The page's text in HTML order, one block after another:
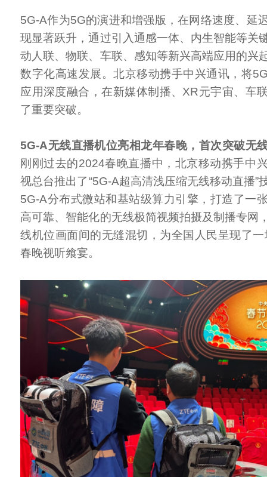
5G-A作为5G的演进和增强版，在网络速度、延
现显著跃升，通过引入通感一体、内生智能等关
动人联、物联、车联、感知等新兴高端应用的兴
数字化高速发展。北京移动携手中兴通讯，将
应用深度融合，在新媒体制播、XR元宇宙、车
了重要突破。
5G-A无线直播机位亮相龙年春晚，首次突破无
刚刚过去的2024春晚直播中，北京移动携手中
视总台推出了“5G-A超高清浅压缩无线移动直播”
5G-A分布式微站和基站级算力引擎，打造了一
高可靠、智能化的无线极简视频拍摄及制播专网
线机位画面间的无缝混切，为全国人民呈现了
春晚视听飨宴。